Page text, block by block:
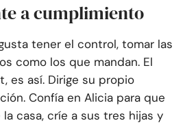
a cumplimiento
tener el control, tomar las
como los que mandan. El
es así. Dirige su propio
Confía en Alicia para que
casa, críe a sus tres hijas y